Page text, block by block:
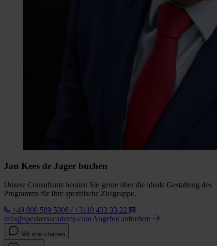
Jan Kees de Jager buchen
Unsere Consultants beraten Sie gerne über die ideale Gestaltung des
Programms für Ihre spezifische Zielgruppe.
+49 800 589 5006 / +3110 433 33 22
info@speakersacademy.com Angebot anfordern
Mit uns chatten